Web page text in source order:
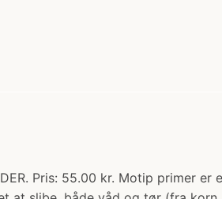
Pris: 55.00 kr. Motip primer